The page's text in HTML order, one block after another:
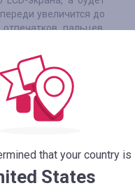
увеличится до
пальцев,
отличительная
и сверху.
ссылку
that your country is
States